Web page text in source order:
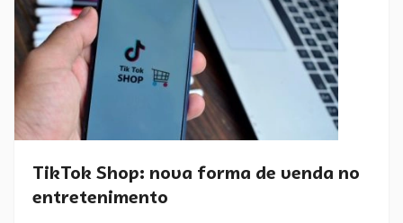
TikTok Shop: nova forma de venda no
entretenimento